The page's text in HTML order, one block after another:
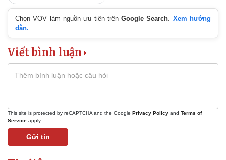
Thể thao
Bóng đá
Lịch thi đấu bóng đá
Thế giới thể thao
Hậu trường
Ô tô - Xe máy
Xe máy
Chọn VOV làm nguồn ưu tiên trênGoogle Search. Xem hướng
dẫn.
Viết bình luận
This site is protected by reCAPTCHA and the Google Privacy Policy and Terms of
Service apply.
Gửi tin